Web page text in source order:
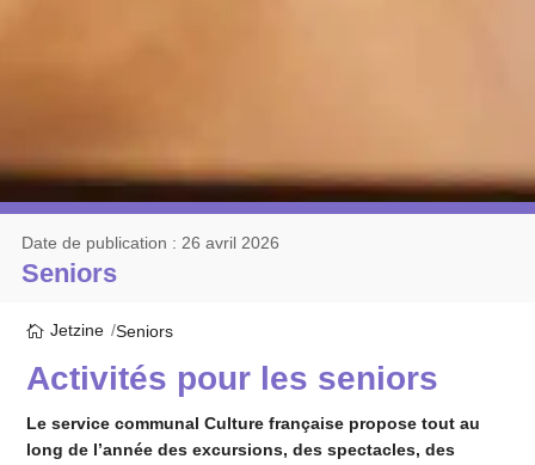
Seniors
Date de publication : 26 avril 2026
Jetzine Seniors
Activités pour les seniors
Le service communal Culture française propose tout au
long de l’année des excursions, des spectacles, des